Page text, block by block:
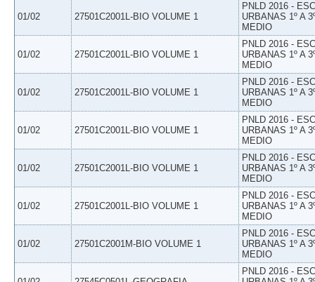
01/02 27501C2001L-BIO VOLUME 1
PNLD 2016 -
URBANAS 1º A
MEDIO
01/02 27501C2001L-BIO VOLUME 1
PNLD 2016 -
URBANAS 1º A
MEDIO
01/02 27501C2001L-BIO VOLUME 1
PNLD 2016 -
URBANAS 1º A
MEDIO
01/02 27501C2001L-BIO VOLUME 1
PNLD 2016 -
URBANAS 1º A
MEDIO
01/02 27501C2001L-BIO VOLUME 1
PNLD 2016 -
URBANAS 1º A
MEDIO
01/02 27501C2001L-BIO VOLUME 1
PNLD 2016 -
URBANAS 1º A
MEDIO
01/02 27501C2001M-BIO VOLUME 1
PNLD 2016 -
URBANAS 1º A
MEDIO
PNLD 2016 -